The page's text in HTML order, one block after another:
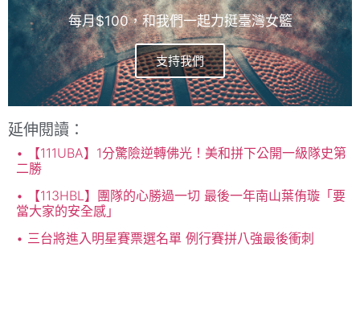
每月$100，和我們一起力挺臺灣女籃
支持我們
延伸閱讀：
【111UBA】1分驚險逆轉佛光！美和拼下公開一級隊史第
二勝
【113HBL】團隊的心勝過一切 最後一年南山葉侑璇「要
當大家的安全感」
三台將進入明星賽票選名單 例行賽拼八強最後衝刺